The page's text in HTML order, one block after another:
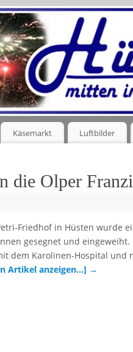
Käsemarkt Luftbilder
die Olper
Friedhof in Hüsten wurde
gesegnet und
dem Karolinen-Hospital und
Artikel anzeigen…] →